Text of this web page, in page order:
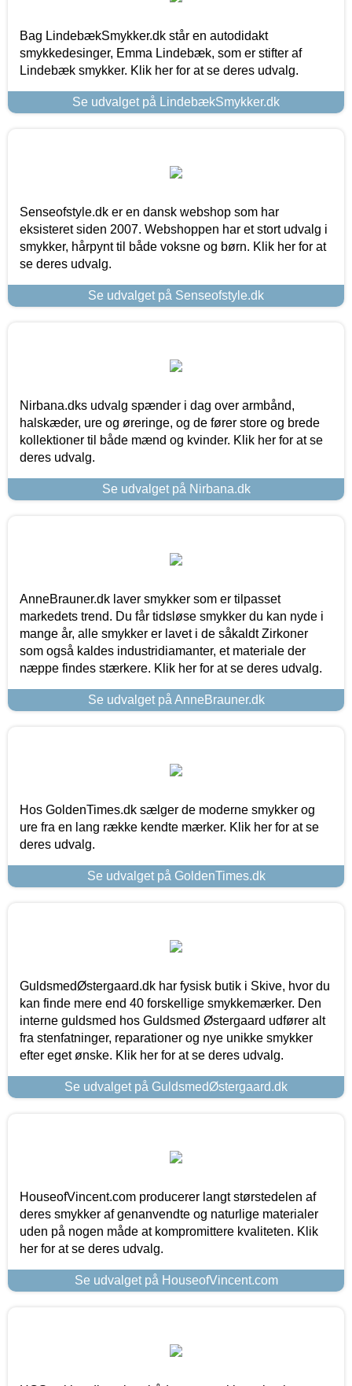
Bag LindebækSmykker.dk står en autodidakt
smykkedesinger, Emma Lindebæk, som er stifter af
Lindebæk smykker. Klik her for at se deres udvalg.
Se udvalget på LindebækSmykker.dk
Senseofstyle.dk er en dansk webshop som har
eksisteret siden 2007. Webshoppen har et stort udvalg i
smykker, hårpynt til både voksne og børn. Klik her for at
se deres udvalg.
Se udvalget på Senseofstyle.dk
Nirbana.dks udvalg spænder i dag over armbånd,
halskæder, ure og øreringe, og de fører store og brede
kollektioner til både mænd og kvinder. Klik her for at se
deres udvalg.
Se udvalget på Nirbana.dk
AnneBrauner.dk laver smykker som er tilpasset
markedets trend. Du får tidsløse smykker du kan nyde i
mange år, alle smykker er lavet i de såkaldt Zirkoner
som også kaldes industridiamanter, et materiale der
næppe findes stærkere. Klik her for at se deres udvalg.
Se udvalget på AnneBrauner.dk
Hos GoldenTimes.dk sælger de moderne smykker og
ure fra en lang række kendte mærker. Klik her for at se
deres udvalg.
Se udvalget på GoldenTimes.dk
GuldsmedØstergaard.dk har fysisk butik i Skive, hvor du
kan finde mere end 40 forskellige smykkemærker. Den
interne guldsmed hos Guldsmed Østergaard udfører alt
fra stenfatninger, reparationer og nye unikke smykker
efter eget ønske. Klik her for at se deres udvalg.
Se udvalget på GuldsmedØstergaard.dk
HouseofVincent.com producerer langt størstedelen af
deres smykker af genanvendte og naturlige materialer
uden på nogen måde at kompromittere kvaliteten. Klik
her for at se deres udvalg.
Se udvalget på HouseofVincent.com